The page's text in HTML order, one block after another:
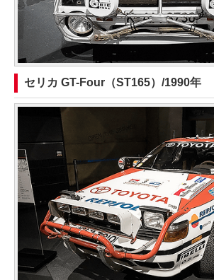
セリカ GT-Four（ST165）/1990年